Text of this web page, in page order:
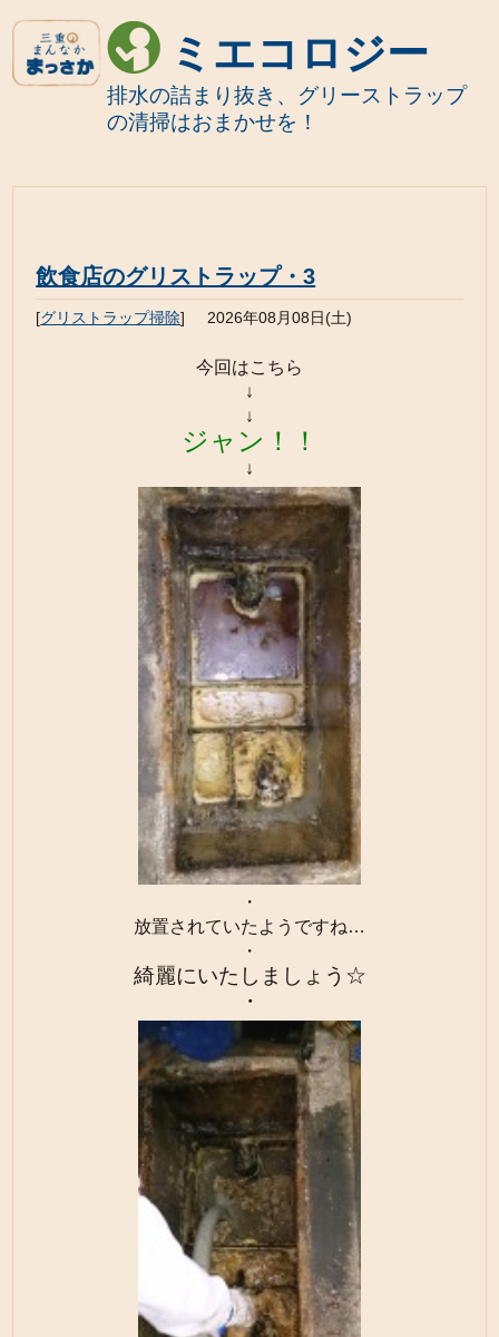
ミエコロジー
排水の詰まり抜き、グリーストラップ
の清掃はおまかせを！
飲食店のグリストラップ・3
[グリストラップ掃除] 2026年08月08日(土)
今回はこちら
↓
↓
ジャン！！
↓
・
放置されていたようですね…
・
綺麗にいたしましょう☆
・